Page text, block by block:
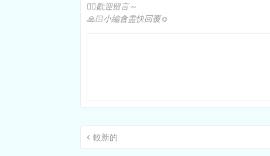
✍🏻歡迎留言～
🙏🏻小編會盡快回覆☺️
較新的